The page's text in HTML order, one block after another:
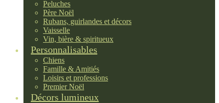
Peluches
Père Noël
Rubans, guirlandes et décors
Vaisselle
Vin, bière & spiritueux
Personnalisables
Chiens
Famille & Amitiés
Loisirs et professions
Premier Noël
Décors lumineux